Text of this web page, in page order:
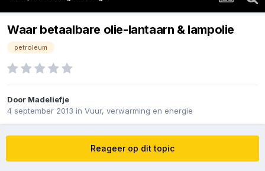
Waar betaalbare olie-lantaarn & lampolie
petroleum
Door Madeliefje
4 september 2013 in Vuur, verwarming en energie
Reageer op dit topic